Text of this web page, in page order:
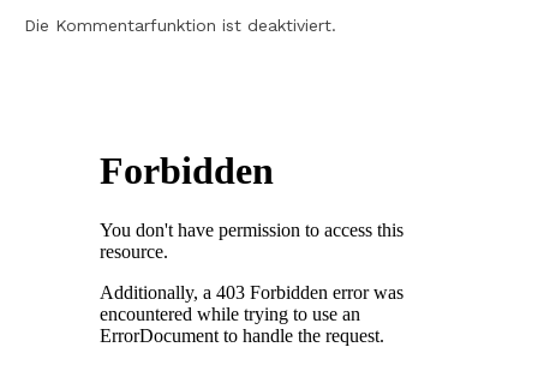
Die Kommentarfunktion ist deaktiviert.